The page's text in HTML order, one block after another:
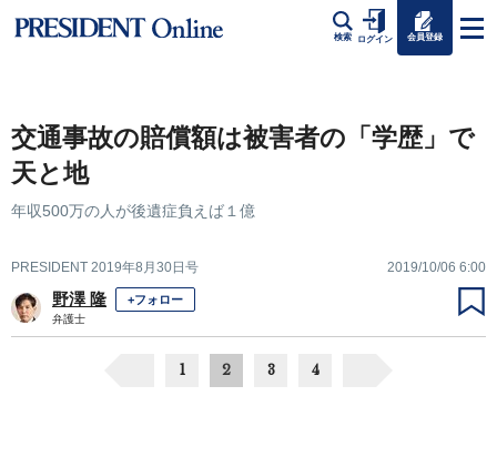
検索 ログイン 会員登録
交通事故の賠償額は被害者の「学歴」で
天と地
年収500万の人が後遺症負えば１億
PRESIDENT 2019年8月30日号 2019/10/06 6:00
野澤 隆 +フォロー
弁護士
1 2 3 4